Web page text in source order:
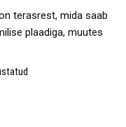
terasrest, mida saab
plaadiga, muutes